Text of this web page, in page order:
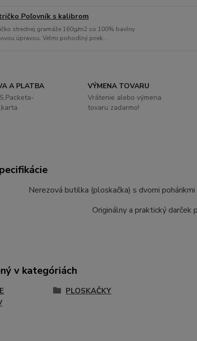
Poľovník s kalibrom
strednej gramáže 160g/m2 so 100% bavlny
úpravou. Veľmi pohodlný priek...
A PLATBA
VÝMENA TOVARU
Vrátenie alebo výmena
tovaru zadarmo!
Nerezová butilka (ploskačka) s dvomi
Originálny a praktický darček
v kategóriách
PLOSKAČKY